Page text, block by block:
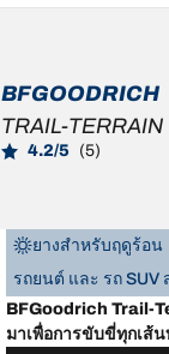
BFGOODRICH
TRAIL-TERRAIN
4.2/5 (5)
ยางสำหรับฤดูร้อน
รถยนต์ และ รถ
BFGoodrich Trail-
มาเพื่อการขับขี่ทุกเส้น